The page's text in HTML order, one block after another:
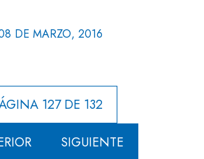
DE MARZO, 2016
127 DE 132
SIGUIENTE